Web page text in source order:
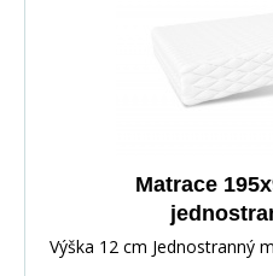
Matrace
Výška 12 cm Jednostranný